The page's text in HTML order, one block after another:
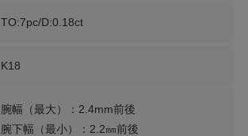
TO:7pc/D:0.18ct
K18
腕幅（最大）：2.4mm前後
腕下幅（最小）：2.2㎜前後